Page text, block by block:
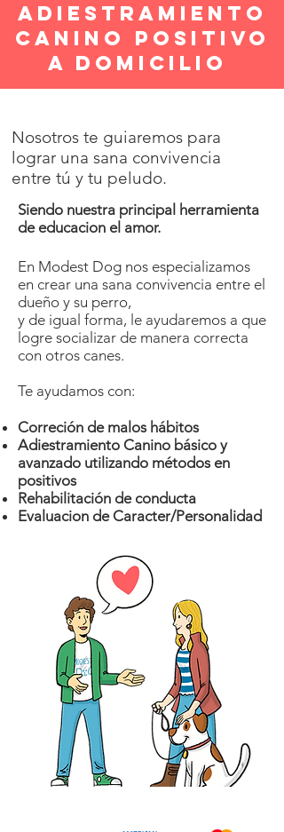
ADIESTRAMIENTO
CANINO POSITIVO
A DOMICILIO
Nosotros te guiaremos para
lograr una sana convivencia
entre tú y tu peludo.
Siendo nuestra principal herramienta
de educacion el amor.
En Modest Dog nos especializamos
en crear una sana convivencia entre el
dueño y su perro,
y de igual forma, le ayudaremos a que
logre socializar de manera correcta
con otros canes.
Te ayudamos con:
Correción de malos hábitos
Adiestramiento Canino básico y
avanzado utilizando métodos en
positivos
Rehabilitación de conducta
Evaluacion de Caracter/Personalidad